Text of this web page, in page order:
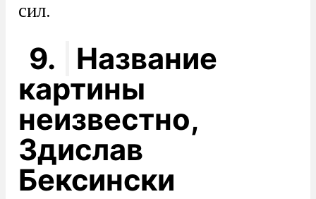
сил.
9.
Название
картины
неизвестно,
Здислав
Бексински